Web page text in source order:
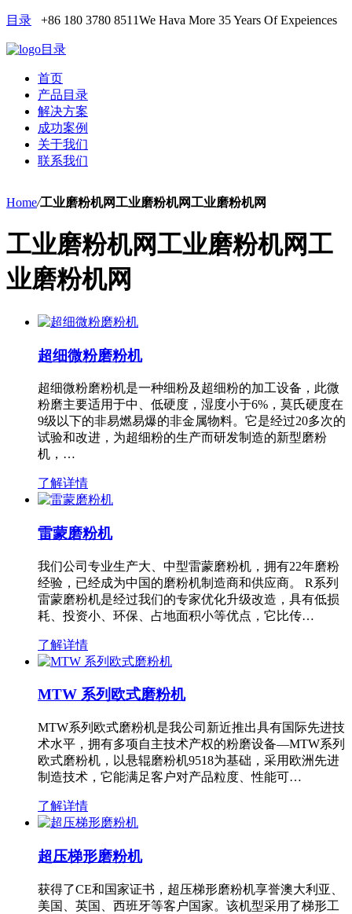
目录 +86 180 3780 8511We Hava More 35 Years Of Expeiences
目录
首页
产品目录
解决方案
成功案例
关于我们
联系我们
Home/工业磨粉机网工业磨粉机网工业磨粉机网
工业磨粉机网工业磨粉机网工
业磨粉机网
超细微粉磨粉机
超细微粉磨粉机是一种细粉及超细粉的加工设备，此微
粉磨主要适用于中、低硬度，湿度小于6%，莫氏硬度在
9级以下的非易燃易爆的非金属物料。它是经过20多次的
试验和改进，为超细粉的生产而研发制造的新型磨粉
机，…
了解详情
雷蒙磨粉机
我们公司专业生产大、中型雷蒙磨粉机，拥有22年磨粉
经验，已经成为中国的磨粉机制造商和供应商。 R系列
雷蒙磨粉机是经过我们的专家优化升级改造，具有低损
耗、投资小、环保、占地面积小等优点，它比传…
了解详情
MTW 系列欧式磨粉机
MTW系列欧式磨粉机是我公司新近推出具有国际先进技
术水平，拥有多项自主技术产权的粉磨设备—MTW系列
欧式磨粉机，以悬辊磨粉机9518为基础，采用欧洲先进
制造技术，它能满足客户对产品粒度、性能可…
了解详情
超压梯形磨粉机
获得了CE和国家证书，超压梯形磨粉机享誉澳大利亚、
美国、英国、西班牙等客户国家。该机型采用了梯形工